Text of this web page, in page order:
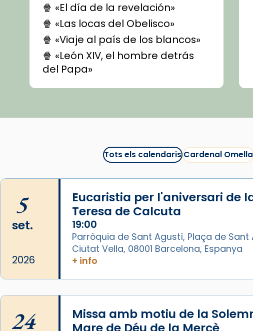
🍿 «El día de la revelación»
🍿 «Las locas del Obelisco»
🍿 «Viaje al país de los blancos»
🍿 «León XIV, el hombre detrás
del Papa»
🍿 «Las ovejas detectives»
recomanacions i prepara una
#CinemaEspiritualitual
@cinemaspiritcat
Imatge: Generada amb IA
(OpenAI)
Video
View on Facebook
Arquebisbat de Barcelona
1 week ago
La Carmina va patir depressió.
Fa gairebé dos mesos, a l'Estadi
Lluís Companys, la jove va fer
arribar el seu testimoni al papa
Tots els calendarisCardenal Omella
5
set.
2026
Eucaristia per l'aniversari de
Teresa de Calcuta
19:00
Parròquia de Sant Agustí, Plaça de Sant
Ciutat Vella, 08001 Barcelona, Espanya
+ info
24
Missa amb motiu de la